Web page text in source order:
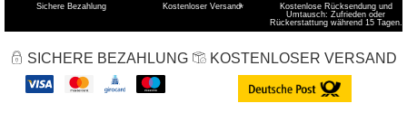
Sichere Bezahlung Kostenloser Versand*
Kostenlose Rücksendung und
Umtausch: Zufrieden oder
Rückerstattung während 15 Tagen.
SICHERE BEZAHLUNG KOSTENLOSER VERSAND